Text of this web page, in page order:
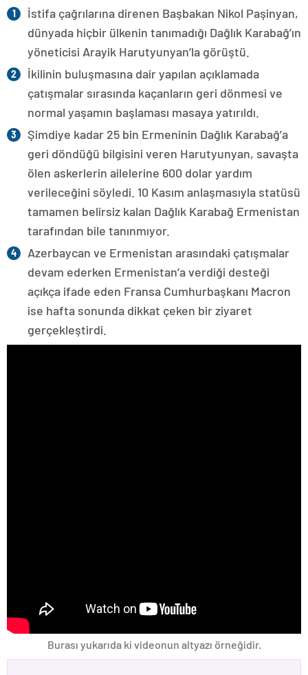
İstifa çağrılarına direnen Başbakan Nikol Paşinyan,
dünyada hiçbir ülkenin tanımadığı Dağlık Karabağ’ın
yöneticisi Arayik Harutyunyan’la görüştü.
İkilinin buluşmasına dair yapılan açıklamada
çatışmalar sırasında kaçanların geri dönmesi ve
normal yaşamın başlaması masaya yatırıldı.
Şimdiye kadar 25 bin Ermeninin Dağlık Karabağ’a
geri döndüğü bilgisini veren Harutyunyan, savaşta
ölen askerlerin ailelerine 600 dolar yardım
verileceğini söyledi. 10 Kasım anlaşmasıyla statüsü
tamamen belirsiz kalan Dağlık Karabağ Ermenistan
tarafından bile tanınmıyor.
Azerbaycan ve Ermenistan arasındaki çatışmalar
devam ederken Ermenistan’a verdiği desteği
açıkça ifade eden Fransa Cumhurbaşkanı Macron
ise hafta sonunda dikkat çeken bir ziyaret
gerçekleştirdi.
Burası yukarıda ki videonun altyazı örneğidir.